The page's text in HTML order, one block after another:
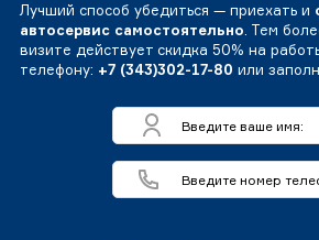
Лучший способ убедиться — приехать и
автосервис самостоятельно. Тем
визите действует скидка 50% на
телефону: +7 (343)302-17-80 или